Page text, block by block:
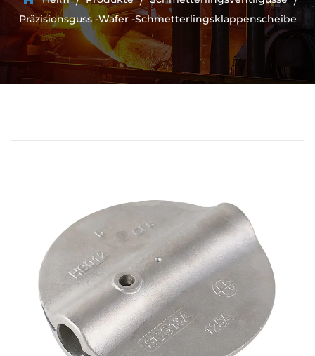
Präzisionsguss -Wafer -Schmetterlingsklappenscheibe